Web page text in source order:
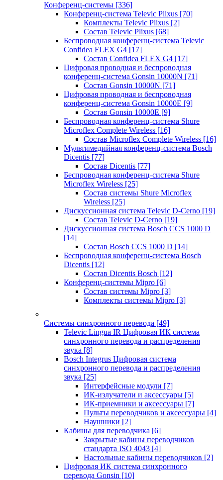
Конференц-системы [336]
Конференц-система Televic Plixus [70]
Комплекты Televic Plixus [2]
Состав Televic Plixus [68]
Беспроводная конференц-система Televic
Confidea FLEX G4 [17]
Состав Confidea FLEX G4 [17]
Цифровая проводная и беспроводная
конференц-система Gonsin 10000N [71]
Состав Gonsin 10000N [71]
Цифровая проводная и беспроводная
конференц-система Gonsin 10000E [9]
Состав Gonsin 10000E [9]
Беспроводная конференц-система Shure
Microflex Complete Wireless [16]
Состав Microflex Complete Wireless [16]
Мультимедийная конференц-система Bosch
Dicentis [77]
Состав Dicentis [77]
Беспроводная конференц-система Shure
Microflex Wireless [25]
Состав системы Shure Microflex
Wireless [25]
Дискуссионная система Televic D-Cerno [19]
Состав Televic D-Cerno [19]
Дискуссионная система Bosch CCS 1000 D
[14]
Состав Bosch CCS 1000 D [14]
Беспроводная конференц-система Bosch
Dicentis [12]
Состав Dicentis Bosch [12]
Конференц-системы Mipro [6]
Состав системы Mipro [3]
Комплекты системы Mipro [3]
Системы синхронного перевода [49]
Televic Lingua IR Цифровая ИК система
синхронного перевода и распределения
звука [8]
Bosch Integrus Цифровая система
синхронного перевода и распределения
звука [25]
Интерфейсные модули [7]
ИК-излучатели и аксессуары [5]
ИК-приемники и аксессуары [7]
Пульты переводчиков и аксессуары [4]
Наушники [2]
Кабины для переводчика [6]
Закрытые кабины переводчиков
стандарта ISO 4043 [4]
Настольные кабины переводчиков [2]
Цифровая ИК система синхронного
перевода Gonsin [10]